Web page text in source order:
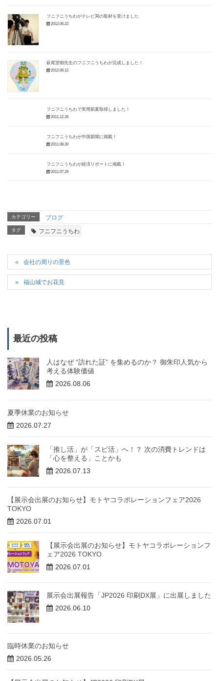
フニフニうちわがテレビ局の取材を受けました
2012.06.22
萩尾望都先生のフニフニうちわが完成しました！
2012.06.12
フニフニうちわで実用新案取得しました！
2011.12.26
フニフニうちわが中国新聞に掲載！
2011.08.30
フニフニうちわが経済リポートに掲載！
2011.07.29
カテゴリー ブログ
タグ フニフニうちわ
会社の周りの景色
福山城でお花見
最近の投稿
人はなぜ “訪れた証” を集めるのか？ 御朱印人気から
考える体験価値
2026.08.06
夏季休業のお知らせ
2026.07.27
「推し活」が「スピ活」へ！？ 次の消費トレンドは
「心を整える」ことかも
2026.07.13
【展示会出展のお知らせ】モトヤコラボレーションフェア2026
TOKYO
2026.07.01
【展示会出展のお知らせ】モトヤコラボレーションフ
ェア2026 TOKYO
2026.07.01
展示会出展報告「JP2026 印刷DX展」に出展しました
2026.06.10
臨時休業のお知らせ
2026.05.26